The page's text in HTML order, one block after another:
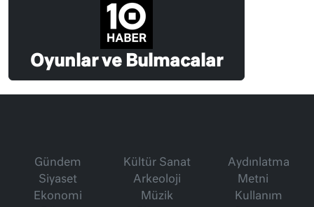
Oyunlar ve Bulmacalar
Gündem
Siyaset
Ekonomi
Kültür Sanat
Arkeoloji
Müzik
Aydınlatma
Metni
Kullanım